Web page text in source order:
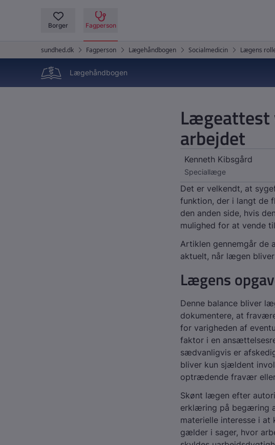
Lægehåndbogen
arbejdet
Kenneth Kibsgård
Speciallæge
Det er velkendt, at
funktion, der i langt de
den anden side, hvis
mulighed for at vende
Artiklen gennemgår de
aktuelt, når lægen
Lægens
Denne balance bliver
dokumentere, at
for varigheden af
faktor i en
sædvanligvis er
bliver kun sjældent
optrædende fravær
Skønt lægen efter
erklæring på begæring
materielle interesse i
gælder i sager, hvor